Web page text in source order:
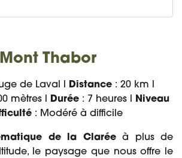
Mont Thabor
de Laval l Distance: 20 km l
mètres l Durée : 7 heures l
Niveau
: Modéré à difficile
de la Claréeà plus de
le paysage que nous offre le